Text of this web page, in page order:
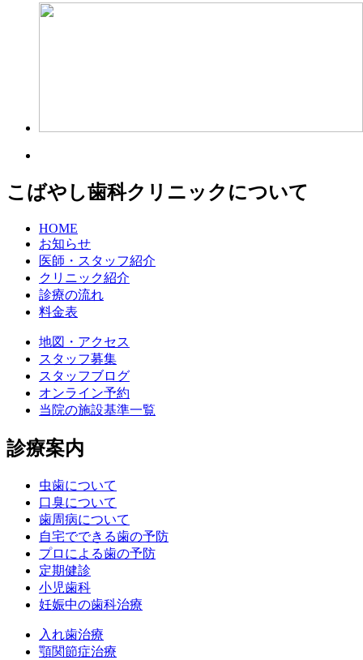
こばやし歯科クリニックについて
HOME
お知らせ
医師・スタッフ紹介
クリニック紹介
診療の流れ
料金表
地図・アクセス
スタッフ募集
スタッフブログ
オンライン予約
当院の施設基準一覧
診療案内
虫歯について
口臭について
歯周病について
自宅でできる歯の予防
プロによる歯の予防
定期健診
小児歯科
妊娠中の歯科治療
入れ歯治療
顎関節症治療